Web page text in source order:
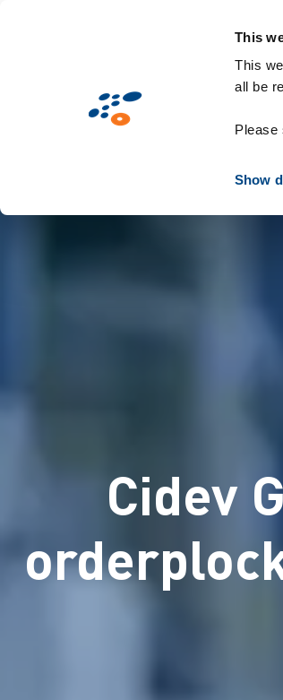
This
This
all be
Please
Show
Cidev